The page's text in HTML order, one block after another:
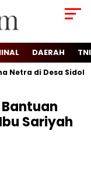
DAERAH
di Desa Sidoko
Sariyah